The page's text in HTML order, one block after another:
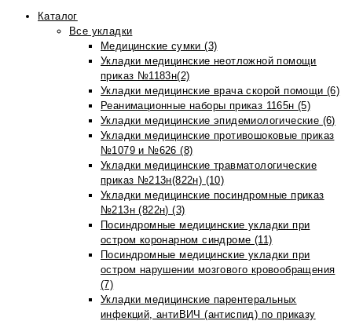
Каталог
Все укладки
Медицинские сумки (3)
Укладки медицинские неотложной помощи
приказ №1183н(2)
Укладки медицинские врача скорой помощи (6)
Реанимационные наборы приказ 1165н (5)
Укладки медицинские эпидемиологические (6)
Укладки медицинские противошоковые приказ
№1079 и №626 (8)
Укладки медицинские травматологические
приказ №213н(822н) (10)
Укладки медицинские посиндромные приказ
№213н (822н) (3)
Посиндромные медицинские укладки при
остром коронарном синдроме (11)
Посиндромные медицинские укладки при
остром нарушении мозгового кровообращения
(7)
Укладки медицинские парентеральных
инфекций, антиВИЧ (антиспид) по приказу